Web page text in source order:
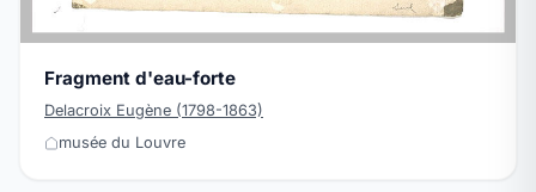
Fragment d'eau-forte
Delacroix Eugène (1798-1863)
musée du Louvre